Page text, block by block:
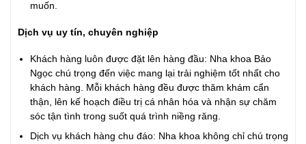
muốn.
Dịch vụ uy tín, chuyên nghiệp
Khách hàng luôn được đặt lên hàng đầu: Nha khoa Bảo
Ngọc chú trọng đến việc mang lại trải nghiệm tốt nhất cho
khách hàng. Mỗi khách hàng đều được thăm khám cẩn
thận, lên kế hoạch điều trị cá nhân hóa và nhận sự chăm
sóc tận tình trong suốt quá trình niềng răng.
Dịch vụ khách hàng chu đáo: Nha khoa không chỉ chú trọng